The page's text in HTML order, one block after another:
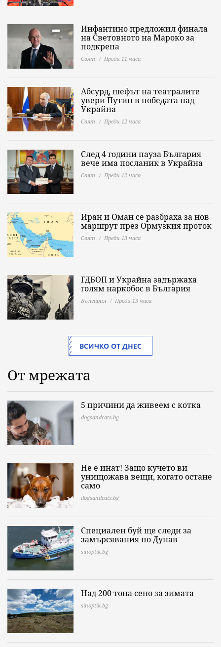
Инфантино предложил финала
на Световното на Мароко за
подкрепа
Свят Преди 11 часа
Абсурд, шефът на театралите
увери Путин в победата над
Украйна
Свят Преди 12 часа
След 4 години пауза България
вече има посланик в Украйна
Свят Преди 12 часа
Иран и Оман се разбраха за нов
маршрут през Ормузкия проток
Свят Преди 13 часа
ГДБОП и Украйна задържаха
голям наркобос в България
България Преди 13 часа
ВСИЧКО ОТ ДНЕС
От мрежата
5 причини да живеем с котка
dogsandcats.bg
Не е инат! Защо кучето ви
унищожава вещи, когато остане
само
dogsandcats.bg
Специален буй ще следи за
замърсявания по Дунав
sinoptik.bg
Над 200 тона сено за зимата
sinoptik.bg